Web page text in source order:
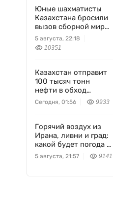
Юные шахматисты
Казахстана бросили
вызов сборной мира
и выиграли
5 августа, 22:18
10351
Казахстан отправит
100 тысяч тонн
нефти в обход
России
Сегодня, 01:56 9933
Горячий воздух из
Ирана, ливни и град:
какой будет погода 6
августа
5 августа, 21:57 9141